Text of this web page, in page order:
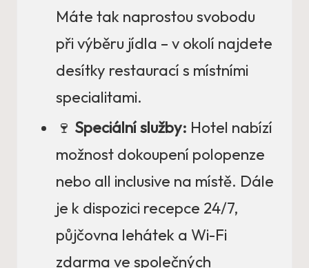
Máte tak naprostou svobodu
při výběru jídla – v okolí najdete
desítky restaurací s místními
specialitami.
🍷 Speciální služby: Hotel nabízí
možnost dokoupení polopenze
nebo all inclusive na místě. Dále
je k dispozici recepce 24/7,
půjčovna lehátek a Wi-Fi
zdarma ve společných